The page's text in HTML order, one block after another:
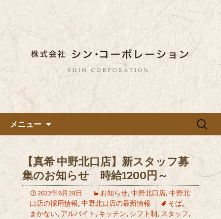
都内に5店舗展開している蕎麦
のお店「真希（しんき）」を運
営する「株式会社シン・コーポ
レーション」のブログ
東京都内に5店舗ある美味しい蕎麦のお
店「真希（しんき）」と運営の「株式
会社シン・コーポレーション」の新着
情報はこちら。店舗によって24時間営
業、宴会なども承っております。季節
のメニューも豊富にご用意。
メニュー
検
【真希 中野北口店】新スタッフ募
集のお知らせ 時給1200円～
2022年6月28日 お知らせ, 中野北口店, 中野北
口店の採用情報, 中野北口店の最新情報 そば,
まかない, アルバイト, キッチン, シフト制, スタッフ,